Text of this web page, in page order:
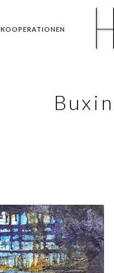
KOOPERATIONEN